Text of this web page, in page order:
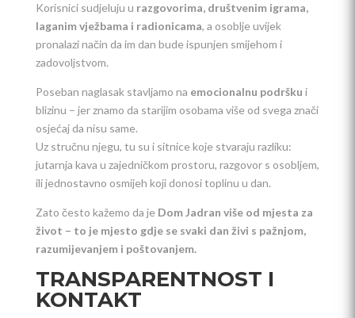
Korisnici sudjeluju u razgovorima, društvenim igrama,
laganim vježbama i radionicama, a osoblje uvijek
pronalazi način da im dan bude ispunjen smijehom i
zadovoljstvom.
Poseban naglasak stavljamo na emocionalnu podršku i
blizinu – jer znamo da starijim osobama više od svega znači
osjećaj da nisu same.
Uz stručnu njegu, tu su i sitnice koje stvaraju razliku:
jutarnja kava u zajedničkom prostoru, razgovor s osobljem,
ili jednostavno osmijeh koji donosi toplinu u dan.
Zato često kažemo da je Dom Jadran više od mjesta za
život – to je mjesto gdje se svaki dan živi s pažnjom,
razumijevanjem i poštovanjem.
TRANSPARENTNOST I
KONTAKT